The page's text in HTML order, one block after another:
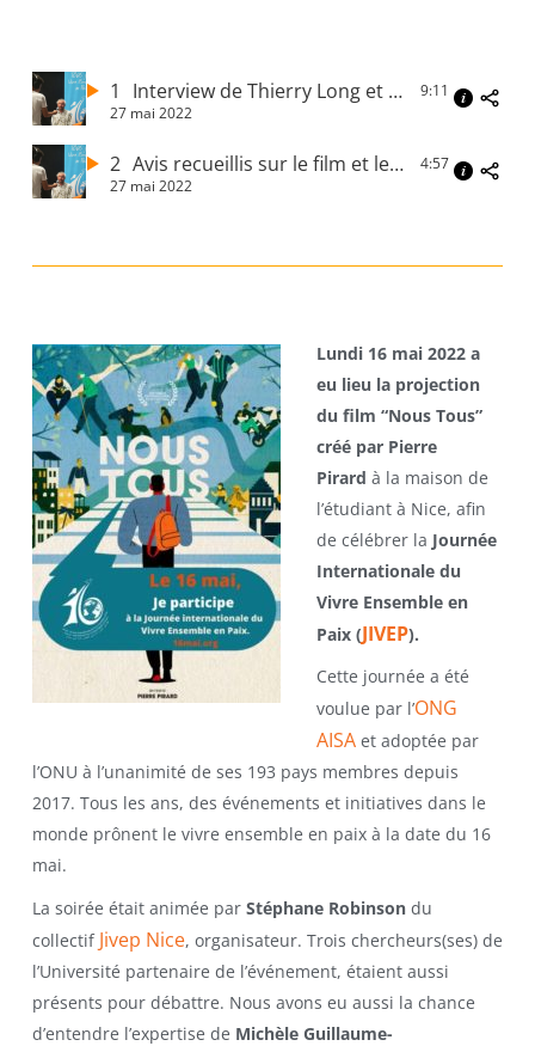
1 Interview de Thierry Long et Rania Hanafi, enseignants chercheurs
27 mai 2022
9:11
2 Avis recueillis sur le film et les débats
27 mai 2022
4:57
Lundi 16 mai 2022 a
eu lieu la projection
du film “Nous Tous”
créé par Pierre
Pirard à la maison de
l’étudiant à Nice, afin
de célébrer la Journée
Internationale du
Vivre Ensemble en
Paix (JIVEP).
Cette journée a été
voulue par l’ONG
AISAet adoptée par
l’ONU à l’unanimité de ses 193 pays membres depuis
2017. Tous les ans, des événements et initiatives dans le
monde prônent le vivre ensemble en paix à la date du 16
mai.
La soirée était animée par Stéphane Robinsondu
collectif Jivep Nice, organisateur. Trois chercheurs(ses) de
l’Université partenaire de l’événement, étaient aussi
présents pour débattre. Nous avons eu aussi la chance
d’entendre l’expertise de Michèle Guillaume-